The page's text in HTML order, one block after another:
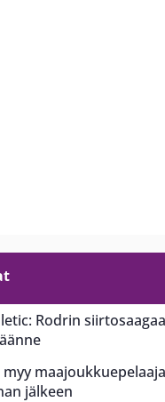
Rodrin
jälkeen